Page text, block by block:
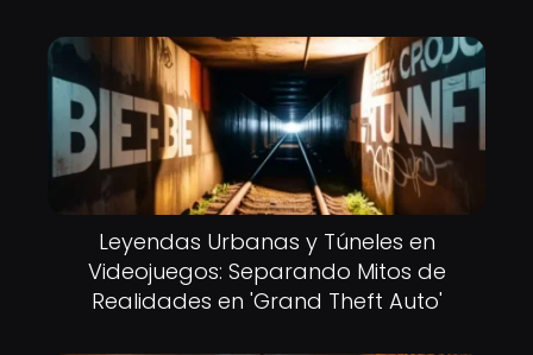
Leyendas Urbanas y Túneles en
Videojuegos: Separando Mitos de
Realidades en 'Grand Theft Auto'